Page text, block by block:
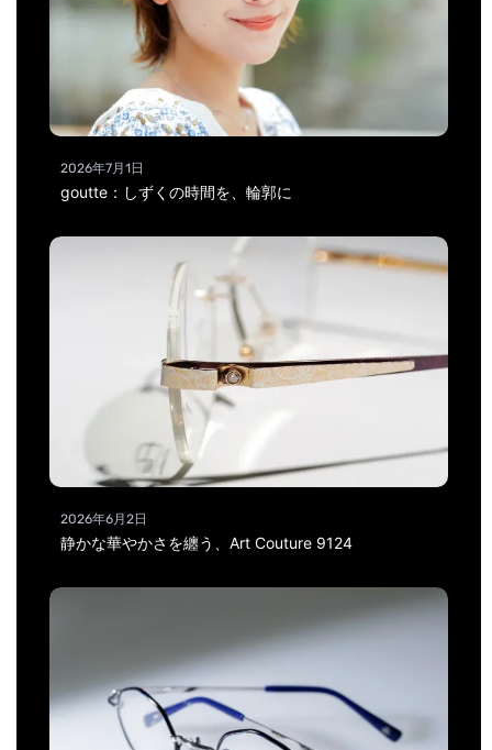
2026年7月1日
goutte：しずくの時間を、輪郭に
2026年6月2日
静かな華やかさを纏う、Art Couture 9124